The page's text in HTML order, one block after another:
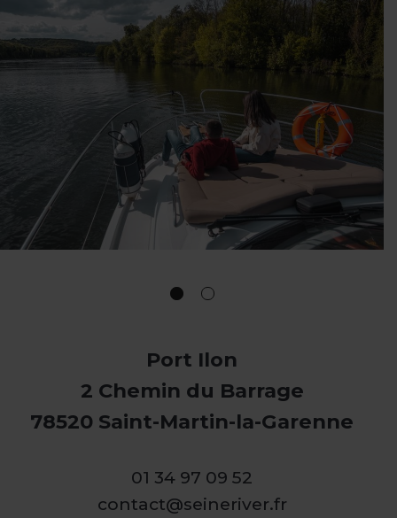
Port Ilon
2 Chemin du Barrage
78520 Saint-Martin-la-Garenne
01 34 97 09 52
contact@seineriver.fr